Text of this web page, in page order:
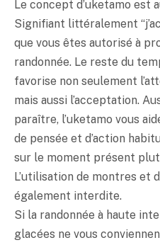
Le concept d’uketamo est
Signifiant littéralement
que vous êtes autorisé à
randonnée. Le reste du
favorise non seulement
mais aussi l’acceptation.
paraître, l’uketamo vous
de pensée et d’action
sur le moment présent
L’utilisation de montres et
également interdite.
Si la randonnée à haute
glacées ne vous